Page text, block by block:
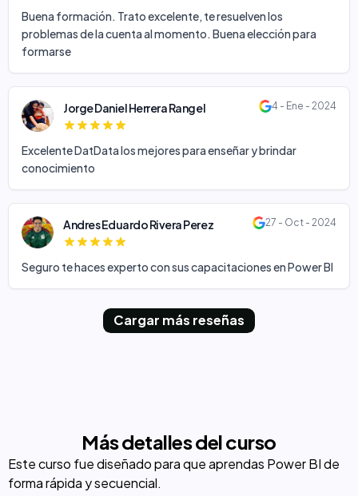
Buena formación. Trato excelente, te resuelven los
problemas de la cuenta al momento. Buena elección para
formarse
Jorge Daniel Herrera Rangel 4 - Ene - 2024
Excelente DatData los mejores para enseñar y brindar
conocimiento
Andres Eduardo Rivera Perez 27 - Oct - 2024
Seguro te haces experto con sus capacitaciones en Power BI
Cargar más reseñas
Más detalles del curso
Este curso fue diseñado para que aprendas Power BI de
forma rápida y secuencial.